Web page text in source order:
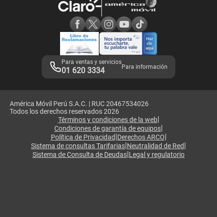
Adquirientes iPhone 6, 6S y SE
Mensaje de Seguridad
Términos y Condiciones de Tienda Claro
Libro de Reclamaciones
Legales de marketplace
Para ventas y servicios
01 620 3334 Para información
América Móvil Perú S.A.C. | RUC 20467534026
Todos los derechos reservados 2026
Términos y condiciones de la web|
Condiciones de garantía de equipos|
Política de Privacidad|Derechos ARCO|
Sistema de consultas Tarifarias|Neutralidad de Red|
Sistema de Consulta de Deudas|Legal y regulatorio